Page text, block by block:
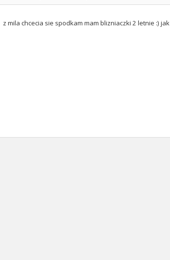
z mila chcecia sie spodkam mam blizniaczki 2 letnie :)